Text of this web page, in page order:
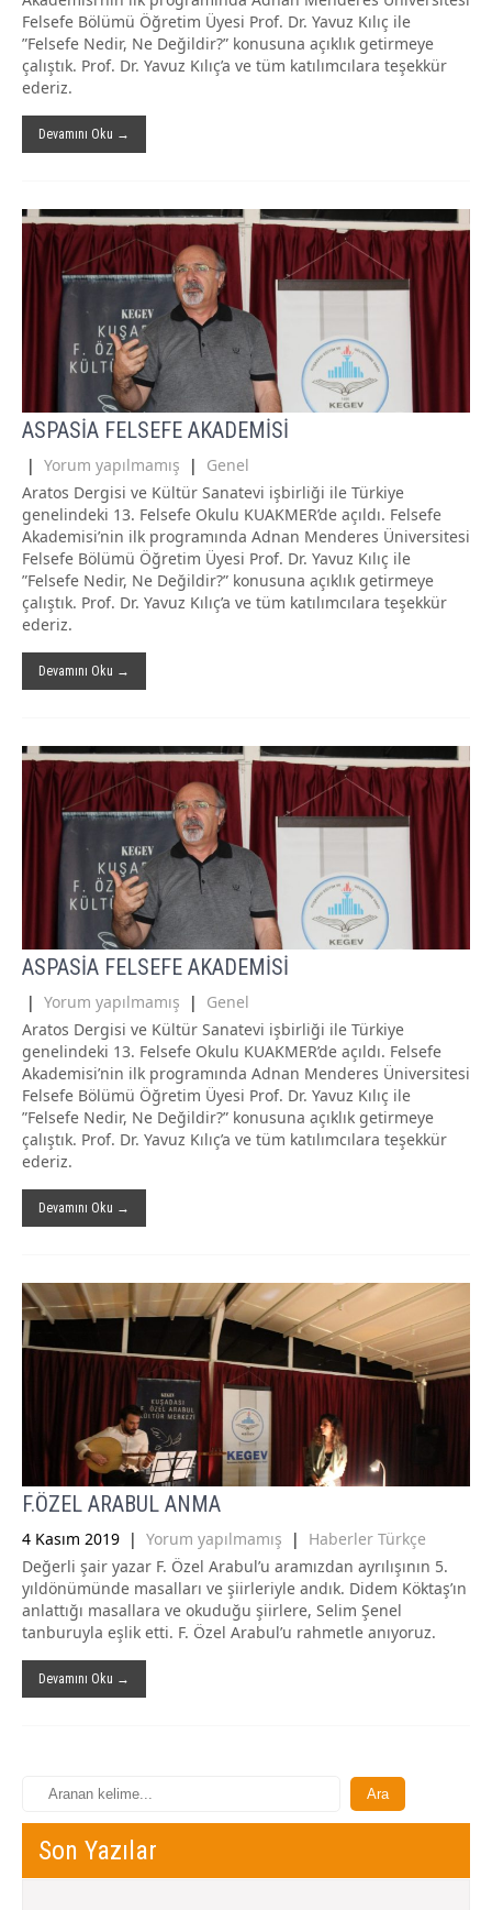
Felsefe Bölümü Öğretim Üyesi Prof. Dr. Yavuz Kılıç ile
”Felsefe Nedir, Ne Değildir?” konusuna açıklık getirmeye
çalıştık. Prof. Dr. Yavuz Kılıç’a ve tüm katılımcılara teşekkür
ederiz.
Devamını Oku →
ASPASİA FELSEFE AKADEMİSİ
| Yorum yapılmamış | Genel
Aratos Dergisi ve Kültür Sanatevi işbirliği ile Türkiye
genelindeki 13. Felsefe Okulu KUAKMER’de açıldı. Felsefe
Akademisi’nin ilk programında Adnan Menderes Üniversitesi
Felsefe Bölümü Öğretim Üyesi Prof. Dr. Yavuz Kılıç ile
”Felsefe Nedir, Ne Değildir?” konusuna açıklık getirmeye
çalıştık. Prof. Dr. Yavuz Kılıç’a ve tüm katılımcılara teşekkür
ederiz.
Devamını Oku →
ASPASİA FELSEFE AKADEMİSİ
| Yorum yapılmamış | Genel
Aratos Dergisi ve Kültür Sanatevi işbirliği ile Türkiye
genelindeki 13. Felsefe Okulu KUAKMER’de açıldı. Felsefe
Akademisi’nin ilk programında Adnan Menderes Üniversitesi
Felsefe Bölümü Öğretim Üyesi Prof. Dr. Yavuz Kılıç ile
”Felsefe Nedir, Ne Değildir?” konusuna açıklık getirmeye
çalıştık. Prof. Dr. Yavuz Kılıç’a ve tüm katılımcılara teşekkür
ederiz.
Devamını Oku →
F.ÖZEL ARABUL ANMA
4 Kasım 2019 | Yorum yapılmamış | Haberler Türkçe
Değerli şair yazar F. Özel Arabul’u aramızdan ayrılışının 5.
yıldönümünde masalları ve şiirleriyle andık. Didem Köktaş’ın
anlattığı masallara ve okuduğu şiirlere, Selim Şenel
tanburuyla eşlik etti. F. Özel Arabul’u rahmetle anıyoruz.
Devamını Oku →
Son Yazılar